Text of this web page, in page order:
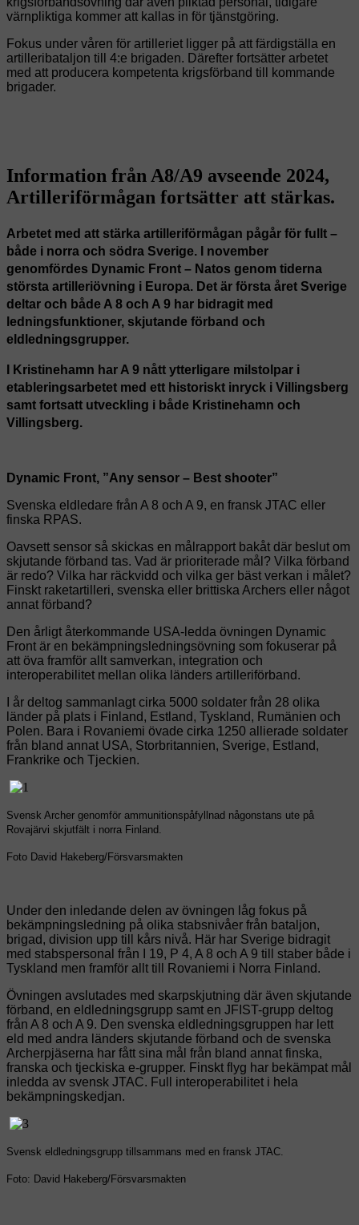
värnpliktiga kommer att kallas in för tjänstgöring.
Fokus under våren för artilleriet ligger på att färdigställa en
artilleribataljon till 4:e brigaden. Därefter fortsätter arbetet
med att producera kompetenta krigsförband till kommande
brigader.
Information från A8/A9 avseende 2024,
Artilleriförmågan fortsätter att stärkas.
Arbetet med att stärka artilleriförmågan pågår för fullt –
både i norra och södra Sverige. I november
genomfördes Dynamic Front – Natos genom tiderna
största artilleriövning i Europa. Det är första året Sverige
deltar och både A 8 och A 9 har bidragit med
ledningsfunktioner, skjutande förband och
eldledningsgrupper.
I Kristinehamn har A 9 nått ytterligare milstolpar i
etableringsarbetet med ett historiskt inryck i Villingsberg
samt fortsatt utveckling i både Kristinehamn och
Villingsberg.
Dynamic Front, ”Any sensor – Best shooter”
Svenska eldledare från A 8 och A 9, en fransk JTAC eller
finska RPAS.
Oavsett sensor så skickas en målrapport bakåt där beslut om
skjutande förband tas. Vad är prioriterade mål? Vilka förband
är redo? Vilka har räckvidd och vilka ger bäst verkan i målet?
Finskt raketartilleri, svenska eller brittiska Archers eller något
annat förband?
Den årligt återkommande USA-ledda övningen Dynamic
Front är en bekämpningsledningsövning som fokuserar på
att öva framför allt samverkan, integration och
interoperabilitet mellan olika länders artilleriförband.
I år deltog sammanlagt cirka 5000 soldater från 28 olika
länder på plats i Finland, Estland, Tyskland, Rumänien och
Polen. Bara i Rovaniemi övade cirka 1250 allierade soldater
från bland annat USA, Storbritannien, Sverige, Estland,
Frankrike och Tjeckien.
Svensk Archer genomför ammunitionspåfyllnad någonstans ute på
Rovajärvi skjutfält i norra Finland.
Foto David Hakeberg/Försvarsmakten
Under den inledande delen av övningen låg fokus på
bekämpningsledning på olika stabsnivåer från bataljon,
brigad, division upp till kårs nivå. Här har Sverige bidragit
med stabspersonal från I 19, P 4, A 8 och A 9 till staber både i
Tyskland men framför allt till Rovaniemi i Norra Finland.
Övningen avslutades med skarpskjutning där även skjutande
förband, en eldledningsgrupp samt en JFIST-grupp deltog
från A 8 och A 9. Den svenska eldledningsgruppen har lett
eld med andra länders skjutande förband och de svenska
Archerpjäserna har fått sina mål från bland annat finska,
franska och tjeckiska e-grupper. Finskt flyg har bekämpat mål
inledda av svensk JTAC. Full interoperabilitet i hela
bekämpningskedjan.
Svensk eldledningsgrupp tillsammans med en fransk JTAC.
Foto: David Hakeberg/Försvarsmakten